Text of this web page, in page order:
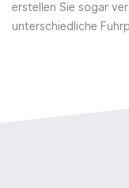
erstellen Sie sogar
unterschiedliche